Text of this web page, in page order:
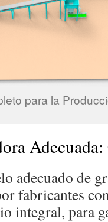
para la
adecuado de
fabricantes
integral, para